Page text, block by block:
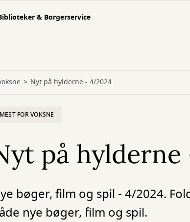
& Borgerservice
Nyt på hylderne - 4/2024
MEST FOR VOKSNE
på
bøger, film og spil - 4/2024.
nye bøger, film og spil.